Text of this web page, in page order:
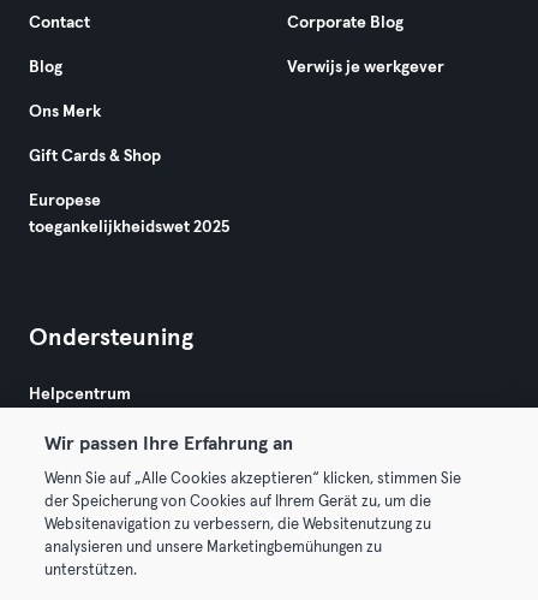
Contact
Blog
Ons Merk
Gift Cards & Shop
Europese
toegankelijkheidswet 2025
Corporate Blog
Verwijs je werkgever
Ondersteuning
Helpcentrum
Algemene Voorwaarden
Wir passen Ihre Erfahrung an
Wenn Sie auf „Alle Cookies akzeptieren“ klicken, stimmen Sie
der Speicherung von Cookies auf Ihrem Gerät zu, um die
Websitenavigation zu verbessern, die Websitenutzung zu
analysieren und unsere Marketingbemühungen zu
unterstützen.